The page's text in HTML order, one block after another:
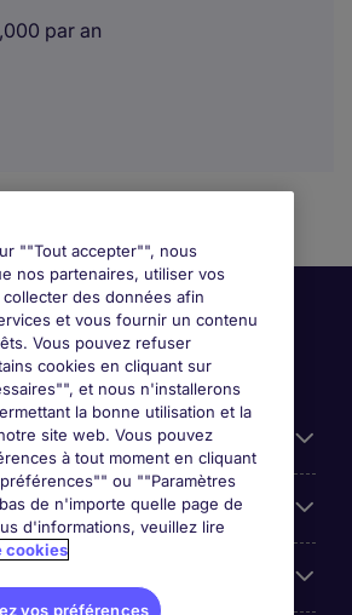
par an
""Tout accepter"", nous
nos partenaires, utiliser vos
des données afin
et vous fournir un contenu
Vous pouvez refuser
cookies en cliquant sur
et nous n'installerons
la bonne utilisation et la
site web. Vous pouvez
à tout moment en cliquant
ou ""Paramètres
de n'importe quelle page de
d'informations, veuillez lire
cookies
vos préférences